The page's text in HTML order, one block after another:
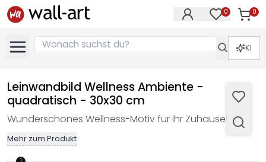
0 0
KI
Leinwandbild Wellness Ambiente -
quadratisch - 30x30 cm
Wunderschönes Wellness-Motiv für Ihr Zuhause!
Mehr zum Produkt